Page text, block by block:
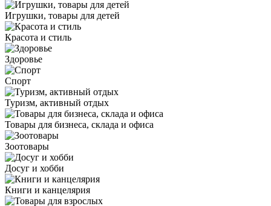
Игрушки, товары для детей
Красота и стиль
Здоровье
Спорт
Туризм, активный отдых
Товары для бизнеса, склада и офиса
Зоотовары
Досуг и хобби
Книги и канцелярия